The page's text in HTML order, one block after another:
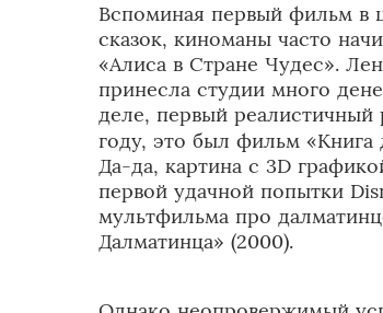
Вспоминая первый фильм в
сказок, киноманы часто
«Алиса в Стране Чудес».
принесла студии много
деле, первый
году, это был фильм «Книга
Да-да, картина с 3D
первой удачной попытки
мультфильма про
Далматинца» (2000).